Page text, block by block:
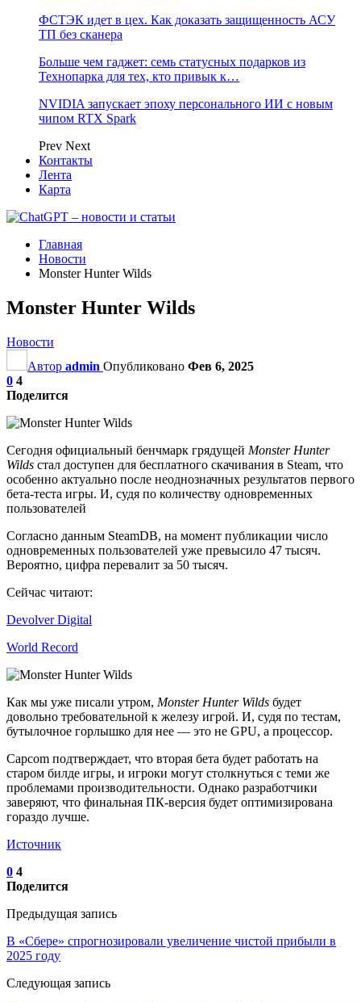
ФСТЭК идет в цех. Как доказать защищенность АСУ
ТП без сканера
Больше чем гаджет: семь статусных подарков из
Технопарка для тех, кто привык к…
NVIDIA запускает эпоху персонального ИИ с новым
чипом RTX Spark
Prev Next
Контакты
Лента
Карта
Главная
Новости
Monster Hunter Wilds
Monster Hunter Wilds
Новости
Автор admin Опубликовано Фев 6, 2025
0 4
Поделится
Сегодня официальный бенчмарк грядущей Monster Hunter
Wilds стал доступен для бесплатного скачивания в Steam, что
особенно актуально после неоднозначных результатов первого
бета-теста игры. И, судя по количеству одновременных
пользователей
Согласно данным SteamDB, на момент публикации число
одновременных пользователей уже превысило 47 тысяч.
Вероятно, цифра перевалит за 50 тысяч.
Сейчас читают:
Devolver Digital
World Record
Как мы уже писали утром, Monster Hunter Wilds будет
довольно требовательной к железу игрой. И, судя по тестам,
бутылочное горлышко для нее — это не GPU, а процессор.
Capcom подтверждает, что вторая бета будет работать на
старом билде игры, и игроки могут столкнуться с теми же
проблемами производительности. Однако разработчики
заверяют, что финальная ПК-версия будет оптимизирована
гораздо лучше.
Источник
0 4
Поделится
Предыдущая запись
В «Сбере» спрогнозировали увеличение чистой прибыли в
2025 году
Следующая запись